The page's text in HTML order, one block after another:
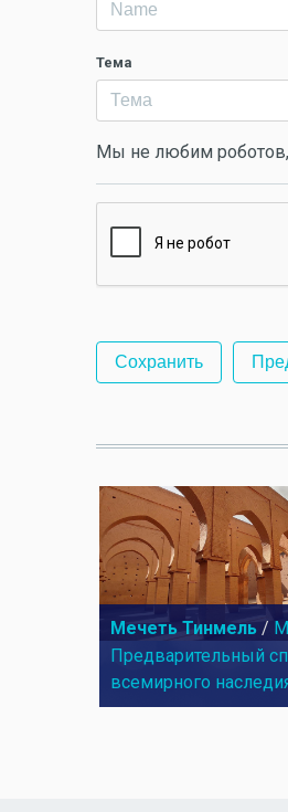
Тема
Мы не любим
Мечеть Тинмель /
Предварительный
всемирного